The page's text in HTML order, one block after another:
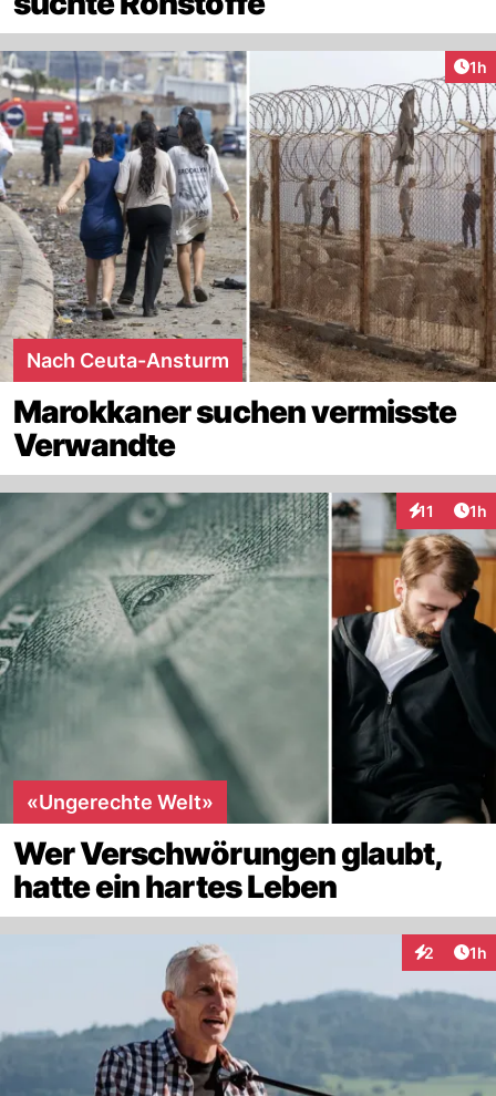
1h
Nach Ceuta-Ansturm
Marokkaner suchen vermisste
Verwandte
11 1h
«Ungerechte Welt»
Wer Verschwörungen glaubt,
hatte ein hartes Leben
2 1h